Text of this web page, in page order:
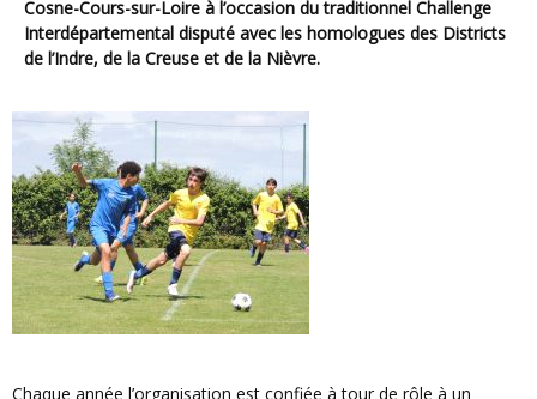
Cosne-Cours-sur-Loire à l’occasion du traditionnel Challenge
Interdépartemental disputé avec les homologues des Districts
de l’Indre, de la Creuse et de la Nièvre.
Chaque année l’organisation est confiée à tour de rôle à un